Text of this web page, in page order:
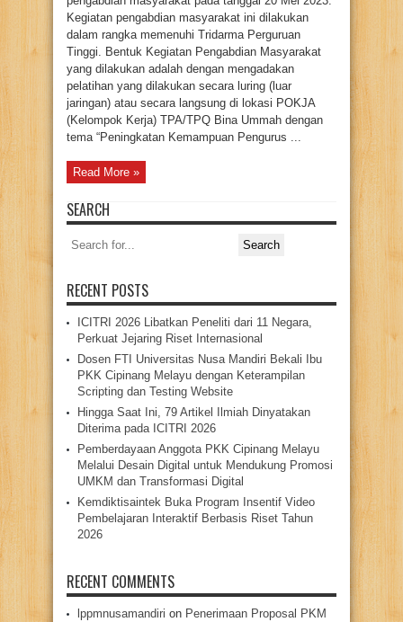
DAN
ADMINISTRASI
Kegiatan pengabdian masyarakat ini dilakukan
dalam rangka memenuhi Tridarma Perguruan
Tinggi. Bentuk Kegiatan Pengabdian Masyarakat
yang dilakukan adalah dengan mengadakan
pelatihan yang dilakukan secara luring (luar
jaringan) atau secara langsung di lokasi POKJA
(Kelompok Kerja) TPA/TPQ Bina Ummah dengan
tema “Peningkatan Kemampuan Pengurus ...
Read More »
SEARCH
Search
for:
RECENT POSTS
ICITRI 2026 Libatkan Peneliti dari 11 Negara,
Perkuat Jejaring Riset Internasional
Dosen FTI Universitas Nusa Mandiri Bekali Ibu
PKK Cipinang Melayu dengan Keterampilan
Scripting dan Testing Website
Hingga Saat Ini, 79 Artikel Ilmiah Dinyatakan
Diterima pada ICITRI 2026
Pemberdayaan Anggota PKK Cipinang Melayu
Melalui Desain Digital untuk Mendukung Promosi
UMKM dan Transformasi Digital
Kemdiktisaintek Buka Program Insentif Video
Pembelajaran Interaktif Berbasis Riset Tahun
2026
RECENT COMMENTS
lppmnusamandiri on Penerimaan Proposal PKM